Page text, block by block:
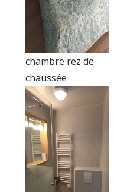
chambre rez de
chaussée